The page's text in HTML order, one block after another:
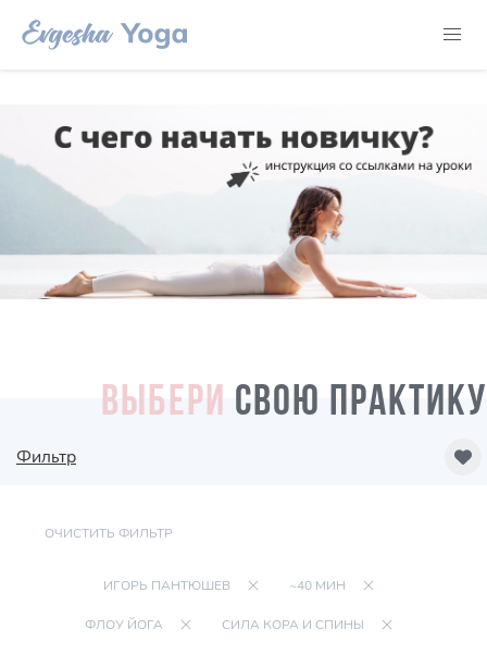
ВЫБЕРИ СВОЮ ПРАКТИКУ
Фильтр
ОЧИСТИТЬ ФИЛЬТР
ИГОРЬ ПАНТЮШЕВ ~40 МИН
ФЛОУ ЙОГА СИЛА КОРА И СПИНЫ